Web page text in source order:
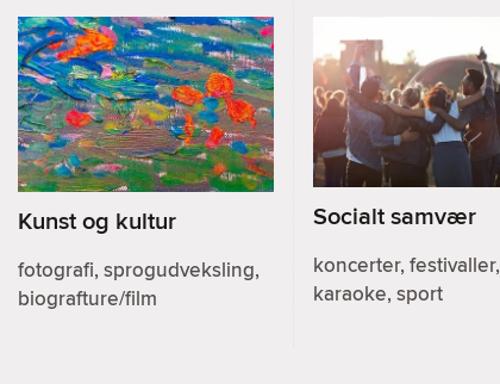
Kunst og kultur
fotografi, sprogudveksling,
biografture/film
Socialt samvær
koncerter, festivaller,
karaoke, sport